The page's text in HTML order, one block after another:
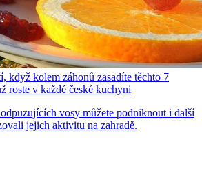
když kolem záhonů zasadíte těchto 7
roste v každé české kuchyni
vosy můžete podniknout i další
jejich aktivitu na zahradě.